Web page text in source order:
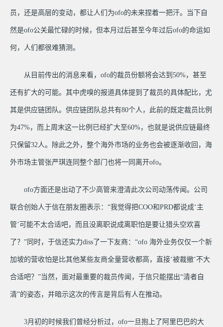
员，还是高层的变动，都让人们为ofo的未来捏着一把汗。当下自
然是ofo公关最忙碌的时候，但本月过后甚至今年过后ofo的命运如
何，人们都很难猜测。
从目前传出的消息来看，ofo的裁员份额将会达到50%，甚至
还有扩大的可能。其中虎嗅的报道具体提到了裁员的具体配比，尤
其是供应链团队。供应链团队总共有80个人，此前的既定裁员比例
为47%，而上周末这一比例已经扩大至60%，也就是说供应链最终
只保留32人。除此之外，整个海外市场的业务也会被逐渐收回，海
外市场主管张严琪连同整个部门也将一同离开ofo。
ofo方面还是出动了不少高管来澄清此次公司动荡传闻。公司
联合创始人于信在朋友圈表示：“我觉得把COO和PRD都说成‘主
管’可能不太合适吧，而且没离职说成离职怕是要让猎头空欢喜
了？”同时，于信还实力diss了一下友商：“ofo 海外业务仅仅一个新
加坡的营收怕是比其他某些友商全量营收都高，直接‘被裁撤’不大
合适吧？”当然，面对最重要的裁员传闻，于信只能摆出“清者自
清”的姿态，并暗示这次的传言是背后有人在推动。
3月初的时候我们曾经分析过，ofo一旦抱上了阿里巴巴的大